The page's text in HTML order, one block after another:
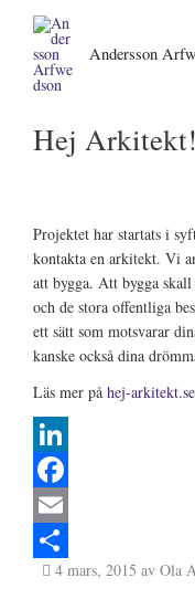
Andersson
Hej Arkitekt!
Projektet har startats i
kontakta en arkitekt. Vi
att bygga. Att bygga
och de stora offentliga
ett sätt som motsvarar
kanske också dina
Läs mer på hej-arkitekt.se
L
n
F
E
m 4 mars, 2015 av Ola